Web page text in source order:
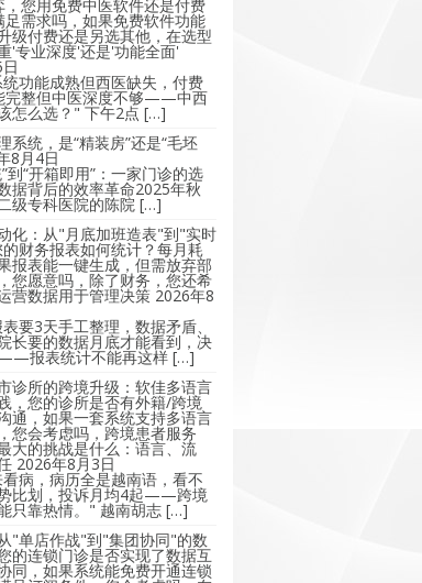
，您用免费中医软件还是付费
足需求吗，如果免费软件功能
级付费还是另选其他，在选型
'专业深度'还是'功能全面'
功能成熟但西医缺失，付费
完整但中医深度不够——中西
怎么选？" 下午2点 […]
系统，是“精装房”还是“毛坯
8月4日
到“开箱即用”：一家门诊的选
据背后的效率革命2025年秋
级专科医院的陈院 […]
化：从"月底加班造表"到"实时
财务报表如何统计？每月耗
报表能一键生成，但需放弃部
您愿意吗，除了财务，您还希
营数据用于管理决策 2026年8
要3天手工整理，数据矛盾、
长要的数据月底才能看到，决
报表统计不能再这样 […]
诊所的跨境升级：软佳多语言
，您的诊所是否有外籍/跨境
通，如果一套系统支持多语言
您会考虑吗，跨境患者服务
大的挑战是什么：语言、流
2026年8月3日
病，病历全是越南语，看不
比划，投诉月均4起——跨境
只靠热情。" 越南胡志 […]
"单店作战"到"集团协同"的数
的连锁门诊是否实现了数据互
同，如果系统能免费开通连锁